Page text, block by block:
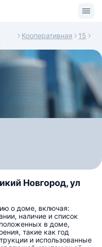
Кооперативная 15
Новгород, ул
о доме, включая:
наличие и список
в доме,
такие как год
и использованные